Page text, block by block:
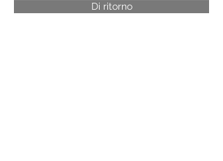
Di ritorno